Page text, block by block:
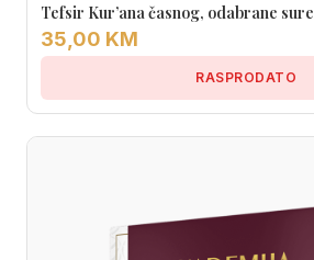
Tefsir Kur’ana časnog, odabrane sure
35,00 KM
RASPRODATO